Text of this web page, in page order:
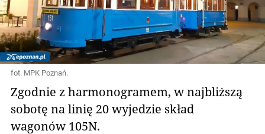
fot. MPK Poznań.
Zgodnie z harmonogramem, w najbliższą
sobotę na linię 20 wyjedzie skład
wagonów 105N.